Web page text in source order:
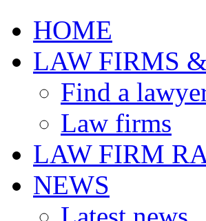
HOME
LAW FIRMS
Find a
Law firms
LAW FIRM
NEWS